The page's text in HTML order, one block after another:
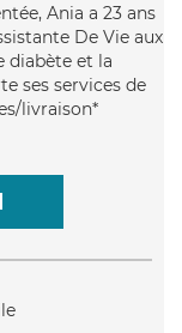
Ania a 23 ans
De Vie aux
diabète et la
ses services de
livraison*